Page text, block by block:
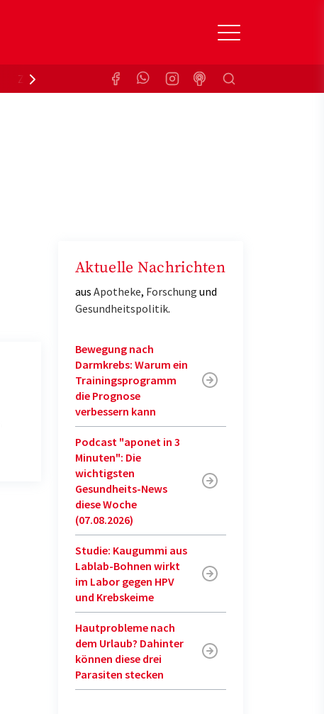
Zuzahlungsbefreiung KrankenkasseSuchen
Aktuelle Nachrichten
aus Apotheke, Forschung und
Gesundheitspolitik.
Bewegung nach
Darmkrebs: Warum ein
Trainingsprogramm
die Prognose
verbessern kann
Podcast "aponet in 3
Minuten": Die
wichtigsten
Gesundheits-News
diese Woche
(07.08.2026)
Studie: Kaugummi aus
Lablab-Bohnen wirkt
im Labor gegen HPV
und Krebskeime
Hautprobleme nach
dem Urlaub? Dahinter
können diese drei
Parasiten stecken